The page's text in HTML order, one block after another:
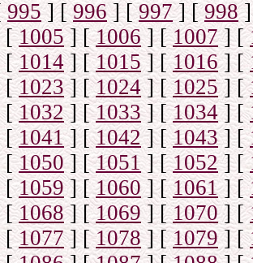
995] [996] [997] [998]
[1005] [1006 ] [1007] [
[1014] [1015] [1016] [
[1023] [1024] [1025] [
[1032] [1033] [1034] [
[1041] [1042] [1043] [
[1050] [1051] [1052] [
[1059] [1060] [1061] [
[1068] [1069] [1070] [
[1077] [1078] [1079] [